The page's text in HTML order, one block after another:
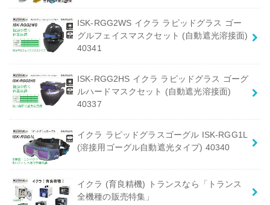
ISK-RGG2WS イクラ ラピッドグラス ゴー
グルフェイスマスクセット (自動遮光溶接面)
40341
ISK-RGG2HS イクラ ラピッドグラス ゴーグ
ルハードマスクセット (自動遮光溶接面)
40337
イクラ ラピッドグラスゴーグル ISK-RGG1L
(溶接用ゴーグル自動遮光タイプ) 40340
イクラ (育良精機) トランスなら「トランス
全機種の販売特集」